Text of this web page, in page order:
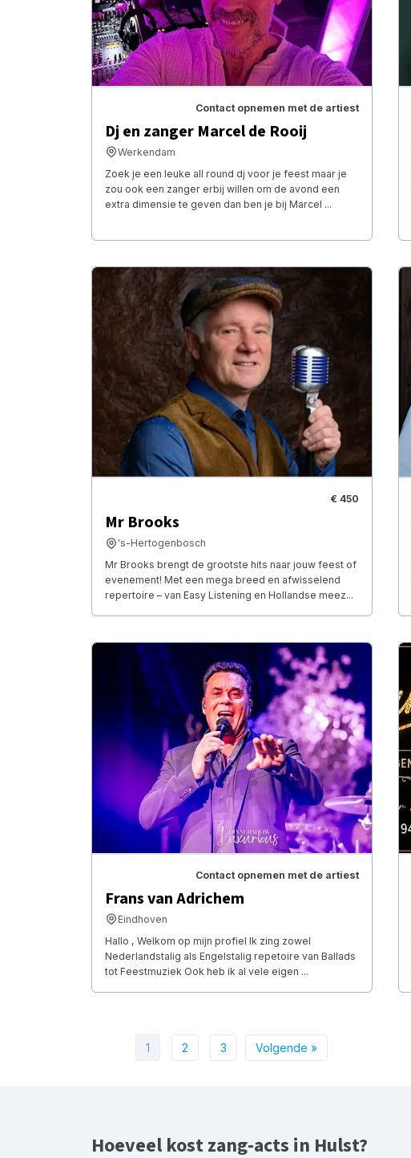
Contact opnemen met de artiest
Dj en zanger Marcel de Rooij
Werkendam
Zoek je een leuke all round dj voor je feest maar je
zou ook een zanger erbij willen om de avond een
extra dimensie te geven dan ben je bij Marcel ...
€ 450
Mr Brooks
's-Hertogenbosch
Mr Brooks brengt de grootste hits naar jouw feest of
evenement! Met een mega breed en afwisselend
repertoire – van Easy Listening en Hollandse meez...
Contact opnemen met de artiest
Frans van Adrichem
Eindhoven
Hallo , Welkom op mijn profiel Ik zing zowel
Nederlandstalig als Engelstalig repetoire van Ballads
tot Feestmuziek Ook heb ik al vele eigen ...
1 2 3 Volgende »
Hoeveel kost zang-acts in Hulst?